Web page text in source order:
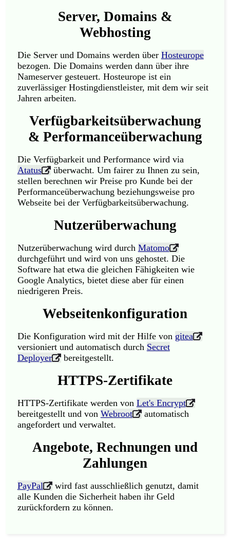
Server, Domains &
Webhosting
Die Server und Domains werden über Hosteurope
bezogen. Die Domains werden dann über ihre
Nameserver gesteuert. Hosteurope ist ein
zuverlässiger Hostingdienstleister, mit dem wir seit
Jahren arbeiten.
Verfügbarkeitsüberwachung
& Performanceüberwachung
Die Verfügbarkeit und Performance wird via
Atatus
überwacht. Um fairer zu Ihnen zu sein,
stellen berechnen wir Preise pro Kunde bei der
Performanceüberwachung beziehungsweise pro
Webseite bei der Verfügbarkeitsüberwachung.
Nutzerüberwachung
Nutzerüberwachung wird durch Matomo
durchgeführt und wird von uns gehostet. Die
Software hat etwa die gleichen Fähigkeiten wie
Google Analytics, bietet diese aber für einen
niedrigeren Preis.
Webseitenkonfiguration
Die Konfiguration wird mit der Hilfe von gitea
versioniert und automatisch durch Secret
Deployer
bereitgestellt.
HTTPS-Zertifikate
HTTPS-Zertifikate werden von Let's Encrypt
bereitgestellt und von Webroot
automatisch
angefordert und verwaltet.
Angebote, Rechnungen und
Zahlungen
PayPal
wird fast ausschließlich genutzt, damit
alle Kunden die Sicherheit haben ihr Geld
zurückfordern zu können.